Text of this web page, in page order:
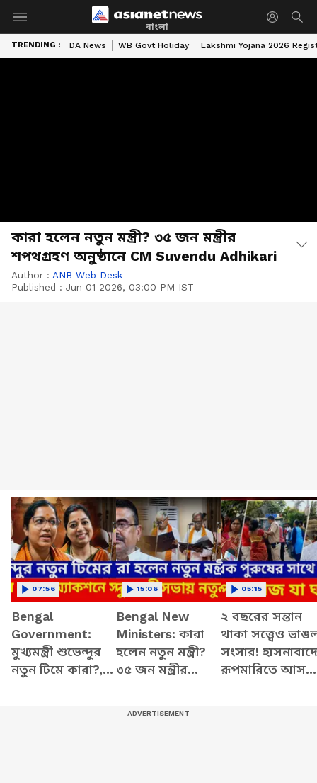
বাংলা
TRENDING : DA News WB Govt Holiday Lakshmi Yojana 2026
কারা হলেন নতুন মন্ত্রী? ৩৫ জন মন্ত্রীর
শপথগ্রহণ অনুষ্ঠানে CM Suvendu Adhikari
Author : ANB Web Desk
Published : Jun 01 2026, 03:00 PM IST
Bengal
Government:
মুখ্যমন্ত্রী শুভেন্দুর
নতুন টিমে কারা?,
07:56
Bengal New
Ministers: কারা
হলেন নতুন মন্ত্রী?
৩৫ জন মন্ত্রীর
15:06
২ বছরের সন্তান
থাকা সত্ত্বেও
সংসার!
রূপমারিতে আসল
05:15